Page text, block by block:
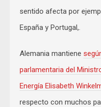
sentido afecta por
España y Portugal,.
Alemania mantiene
parlamentaria del
Energía Elisabeth
respecto con muchos